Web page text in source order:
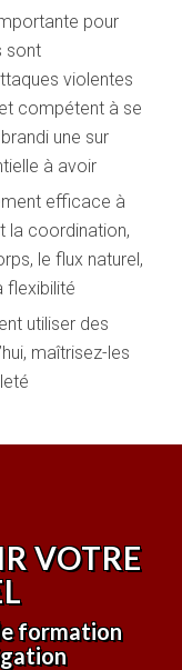
pour
sont
violentes
compétent à se
une sur
à avoir
efficace à
la coordination,
le flux naturel,
flexibilité
utiliser des
maîtrisez-les
VOTRE
formation